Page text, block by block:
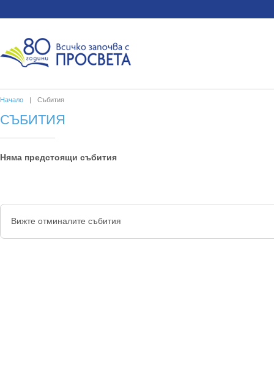
Начало | Събития
СЪБИТИЯ
Няма предстоящи събития
Вижте отминалите събития